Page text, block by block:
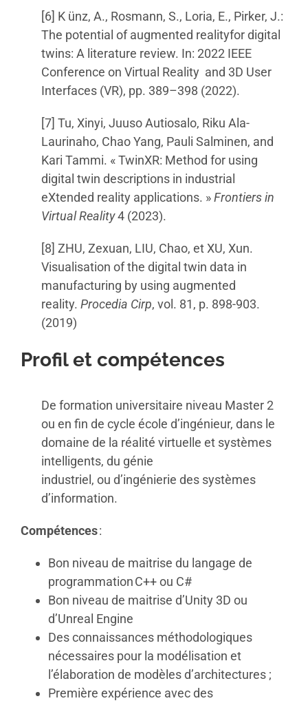
[6] K ünz, A., Rosmann, S., Loria, E., Pirker, J.:
The potential of augmented realityfor digital
twins: A literature review. In: 2022 IEEE
Conference on Virtual Reality and 3D User
Interfaces (VR), pp. 389–398 (2022).
[7] Tu, Xinyi, Juuso Autiosalo, Riku Ala-
Laurinaho, Chao Yang, Pauli Salminen, and
Kari Tammi. « TwinXR: Method for using
digital twin descriptions in industrial
eXtended reality applications. »Frontiers in
Virtual Reality4 (2023).
[8] ZHU, Zexuan, LIU, Chao, et XU, Xun.
Visualisation of the digital twin data in
manufacturing by using augmented
reality. Procedia Cirp, vol. 81, p. 898-903.
(2019)
Profil et compétences
De formation universitaire niveau Master 2
ou en fin de cycle école d’ingénieur, dans le
domaine de la réalité virtuelle et systèmes
intelligents, du génie
industriel, ou d’ingénierie des systèmes
d’information.
Compétences:
Bon niveau de maitrise du langage de
programmation C++ ou C#
Bon niveau de maitrise d’Unity 3D ou
d’Unreal Engine
Des connaissances méthodologiques
nécessaires pour la modélisation et
l’élaboration de modèles d’architectures ;
Première expérience avec des